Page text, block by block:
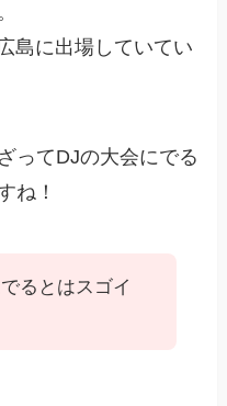
島に出場していてい
ってDJの大会にでる
ね！
るとはスゴイ